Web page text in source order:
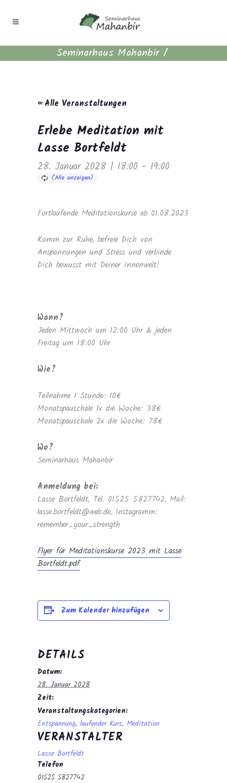
Seminarhaus Mahanbir/
« Alle Veranstaltungen
Erlebe Meditation mit
Lasse Bortfeldt
28. Januar 2028 | 18:00 - 19:00
Fortlaufende Meditationskurse ab 01.08.2023
Komm zur Ruhe, befreie Dich von
Anspannungen und Stress und verbinde
Dich bewusst mit Deiner Innenwelt!
Wann?
Jeden Mittwoch um 12:00 Uhr & jeden
Freitag um 18:00 Uhr
Wie?
Teilnahme 1 Stunde: 10€
Monatspauschale 1x die Woche: 38€
Monatspauschale 2x die Woche: 78€
Wo?
Seminarhaus Mahanbir
Anmeldung bei:
Lasse Bortfeldt, Tel. 01525 5827742, Mail:
lasse.bortfeldt@web.de, Instagramm:
remember_your_strength
Flyer für Meditationskurse 2023 mit Lasse
Bortfeldt.pdf
Zum Kalender hinzufügen
DETAILS
Datum:
28. Januar 2028
Zeit:
Veranstaltungskategorien:
Entspannung, laufender Kurs, Meditation
VERANSTALTER
Lasse Bortfeldt
Telefon
01525 5827742